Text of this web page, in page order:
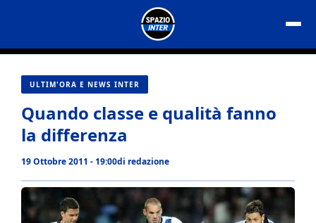
contenuto
ULTIM'ORA E NEWS INTER
Quando classe e qualità fanno
la differenza
19 Ottobre 2011 - 19:00di redazione